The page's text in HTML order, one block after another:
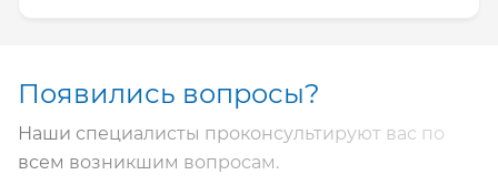
Появились вопросы?
Наши специалисты проконсультируют вас по
всем возникшим вопросам.